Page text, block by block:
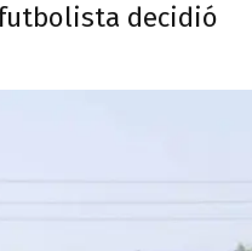
decidió